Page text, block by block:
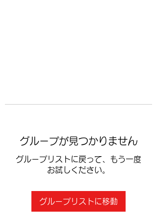
グループが見つかりません
グループリストに戻って、もう一度
お試しください。
グループリストに移動